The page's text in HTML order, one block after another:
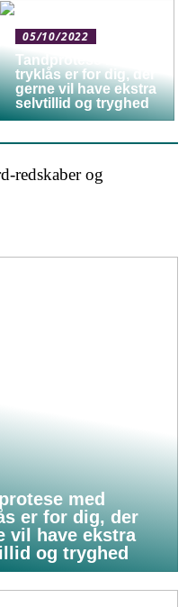
05/10/2022
Tandprotese med
tryklås er for dig, der
gerne vil have ekstra
selvtillid og tryghed
redskaber og
med
er for dig, der
vil have ekstra
og tryghed